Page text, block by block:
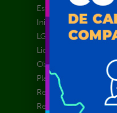
Estrutura
Inicio
LGPD e Governo
Licitações e Contratos
Obras Públicas
Planejamento e
Receitas
Recursos Humanos